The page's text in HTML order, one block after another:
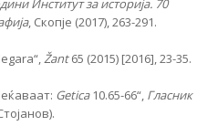
Институт за историја. 70
, Скопје (2017), 263-291.
Žant65 (2015) [2016], 23-35.
Getica10.65-66“, Гласник